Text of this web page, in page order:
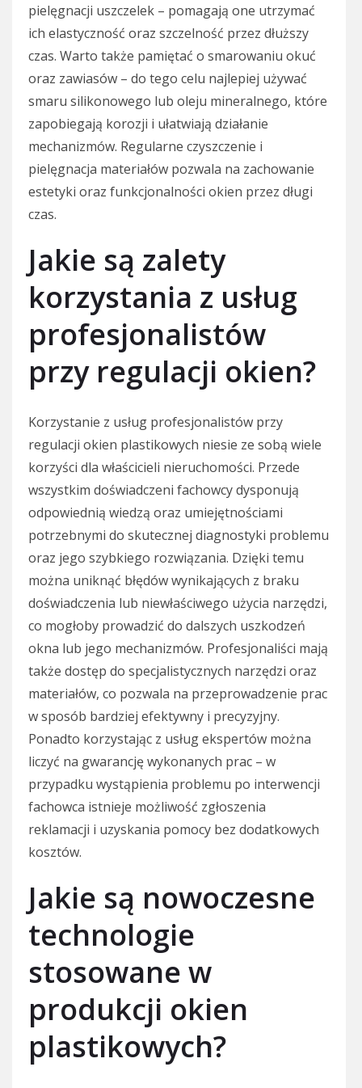
pielęgnacji uszczelek – pomagają one utrzymać
ich elastyczność oraz szczelność przez dłuższy
czas. Warto także pamiętać o smarowaniu okuć
oraz zawiasów – do tego celu najlepiej używać
smaru silikonowego lub oleju mineralnego, które
zapobiegają korozji i ułatwiają działanie
mechanizmów. Regularne czyszczenie i
pielęgnacja materiałów pozwala na zachowanie
estetyki oraz funkcjonalności okien przez długi
czas.
Jakie są zalety
korzystania z usług
profesjonalistów
przy regulacji okien?
Korzystanie z usług profesjonalistów przy
regulacji okien plastikowych niesie ze sobą wiele
korzyści dla właścicieli nieruchomości. Przede
wszystkim doświadczeni fachowcy dysponują
odpowiednią wiedzą oraz umiejętnościami
potrzebnymi do skutecznej diagnostyki problemu
oraz jego szybkiego rozwiązania. Dzięki temu
można uniknąć błędów wynikających z braku
doświadczenia lub niewłaściwego użycia narzędzi,
co mogłoby prowadzić do dalszych uszkodzeń
okna lub jego mechanizmów. Profesjonaliści mają
także dostęp do specjalistycznych narzędzi oraz
materiałów, co pozwala na przeprowadzenie prac
w sposób bardziej efektywny i precyzyjny.
Ponadto korzystając z usług ekspertów można
liczyć na gwarancję wykonanych prac – w
przypadku wystąpienia problemu po interwencji
fachowca istnieje możliwość zgłoszenia
reklamacji i uzyskania pomocy bez dodatkowych
kosztów.
Jakie są nowoczesne
technologie
stosowane w
produkcji okien
plastikowych?